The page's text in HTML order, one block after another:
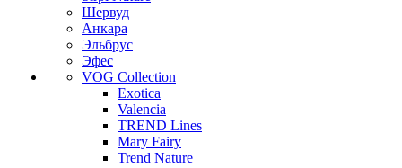
Шервуд
Анкара
Эльбрус
Эфес
VOG Collection
Exotica
Valencia
TREND Lines
Mary Fairy
Trend Nature